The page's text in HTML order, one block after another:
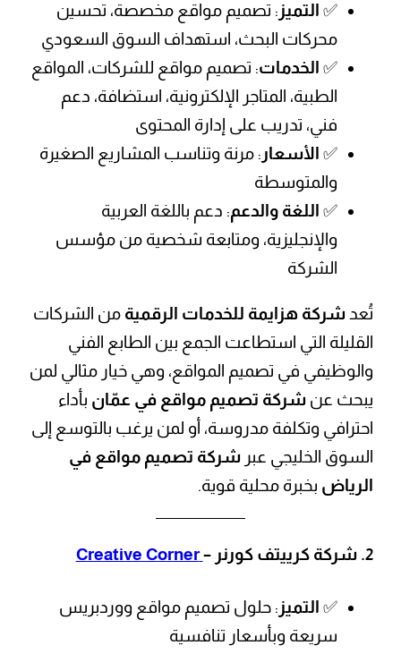
✅ التميز : تصميم مواقع مخصصة، تحسين
محركات البحث، استهداف السوق السعودي
✅ الخدمات: تصميم مواقع للشركات، المواقع
الطبية، المتاجر الإلكترونية، استضافة، دعم
فني، تدريب على إدارة المحتوى
✅ الأسعار : مرنة وتناسب المشاريع الصغيرة
والمتوسطة
✅ اللغة والدعم: دعم باللغة العربية
والإنجليزية، ومتابعة شخصية من مؤسس
الشركة
تُعدشركة هزايمة للخدمات الرقمية من الشركات
القليلة التي استطاعت الجمع بين الطابع الفني
والوظيفي في تصميم المواقع، وهي خيار مثالي لمن
يبحث عنشركة تصميم مواقع في عمّان بأداء
احترافي وتكلفة مدروسة، أو لمن يرغب بالتوسع إلى
السوق الخليجي عبرشركة تصميم مواقع في
الرياض بخبرة محلية قوية.
2. شركة كرييتف كورنر –Creative Corner
✅ التميز : حلول تصميم مواقع ووردبريس
سريعة وبأسعار تنافسية